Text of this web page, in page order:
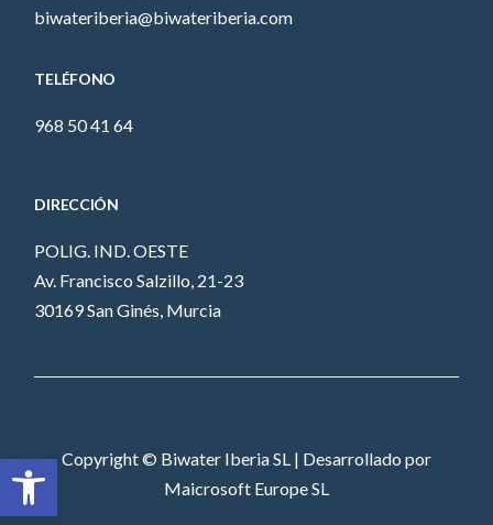
Abrir barra de herramientas
biwateriberia@biwateriberia.com
TELÉFONO
968 50 41 64
DIRECCIÓN
POLIG. IND. OESTE
Av. Francisco Salzillo, 21-23
30169 San Ginés, Murcia
Copyright © Biwater Iberia SL | Desarrollado por
Maicrosoft Europe SL